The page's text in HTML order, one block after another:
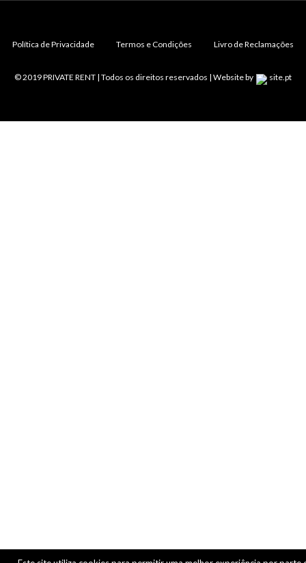
Política de Privacidade Termos e Condições Livro de Reclamações
© 2019 PRIVATE RENT | Todos os direitos reservados | Websiteby site.pt